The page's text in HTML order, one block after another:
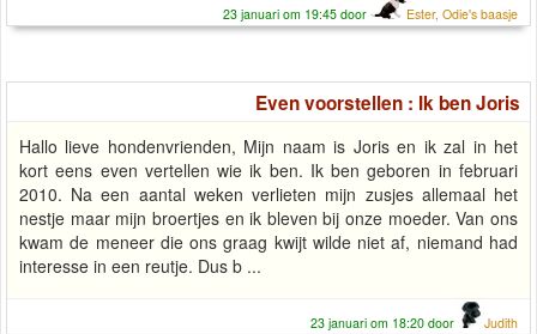
23 januari om 19:45 door Ester, Odie's baasje
Even voorstellen : Ik ben Joris
Hallo lieve hondenvrienden, Mijn naam is Joris en ik zal in het
kort eens even vertellen wie ik ben. Ik ben geboren in februari
2010. Na een aantal weken verlieten mijn zusjes allemaal het
nestje maar mijn broertjes en ik bleven bij onze moeder. Van ons
kwam de meneer die ons graag kwijt wilde niet af, niemand had
interesse in een reutje. Dus b ...
23 januari om 18:20 door Judith